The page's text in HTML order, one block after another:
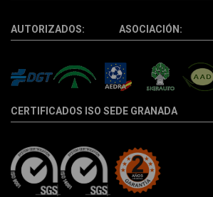
AUTORIZADOS: ASOCIACIÓN:
CERTIFICADOS ISO SEDE GRANADA